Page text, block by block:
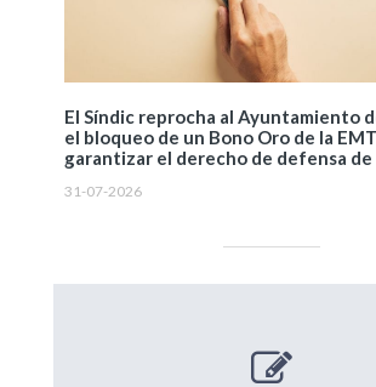
El Síndic reprocha al Ayuntamiento
el bloqueo de un Bono Oro de la
garantizar el derecho de defensa de
31-07-2026